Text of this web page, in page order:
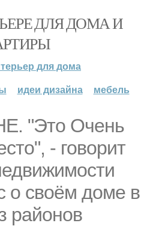
ДЛЯ ДОМА И
для дома
идеи дизайна мебель
"Это Очень
- говорит
о своём доме в
районов